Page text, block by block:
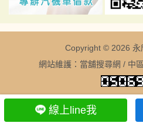
Copyright © 2026 永
網站維護： 當舖搜尋網 / 中區
線上line我